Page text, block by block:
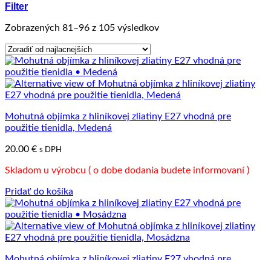
Filter
Zobrazených 81–96 z 105 výsledkovZoradené
od
po
najvyššiu
Mohutná objímka z hliníkovej zliatiny E27 vhodná pre
použitie tienidla, Medená
20.00 € s DPH
Skladom u výrobcu ( o dobe dodania budete informovaní )
Pridať do košíka